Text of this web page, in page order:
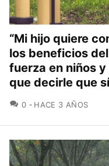
“Mi hijo quiere
los beneficios
fuerza en niños
que decirle que sí
0 COMENTARIOS
HACE 3 AÑOS